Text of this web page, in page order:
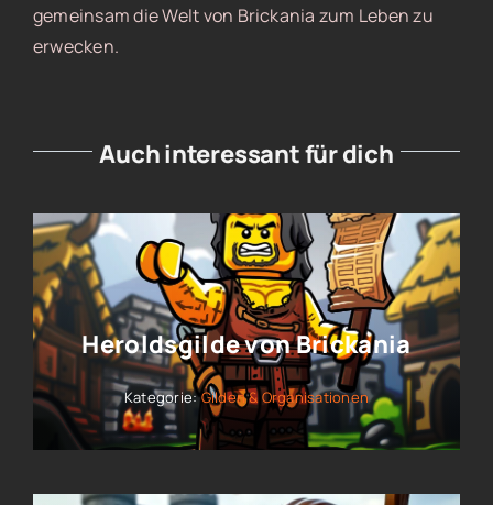
gemeinsam die Welt von Brickania zum Leben zu
erwecken.
Auch interessant für dich
Heroldsgilde von Brickania
Kategorie:Gilden & Organisationen